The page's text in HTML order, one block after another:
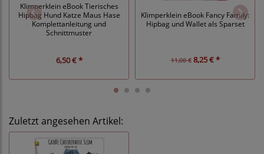
Klimperklein eBook Tierisches
Hipbag Hund Katze Maus Hase
Komplettanleitung und
Schnittmuster
6,50 € *
Klimperklein eBook Fancy Family:
Hipbag und Wallet als Sparset
11,00 €8,25 € *
Zuletzt angesehen Artikel: